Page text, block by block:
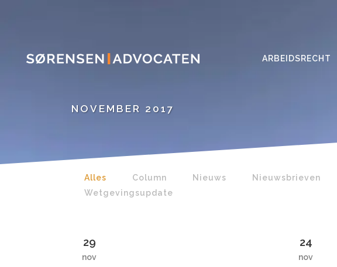
ARBEIDSRECHT
NOVEMBER 2017
Alles Column Nieuws Nieuwsbrieven
Wetgevingsupdate
29
nov
24
nov